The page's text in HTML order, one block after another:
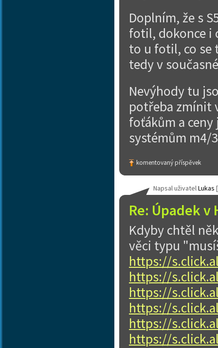
Doplním, že s
fotil, dokonce i
to u fotil, co se
tedy v
Nevýhody tu
potřeba zmínit
foťákům a
systémům m4/3
komentovaný příspěvek
Re: Úpadek
Napsal uživatelLukas [
Kdyby chtěl
věci typu
https://
https://
https://
https://
https://
https://